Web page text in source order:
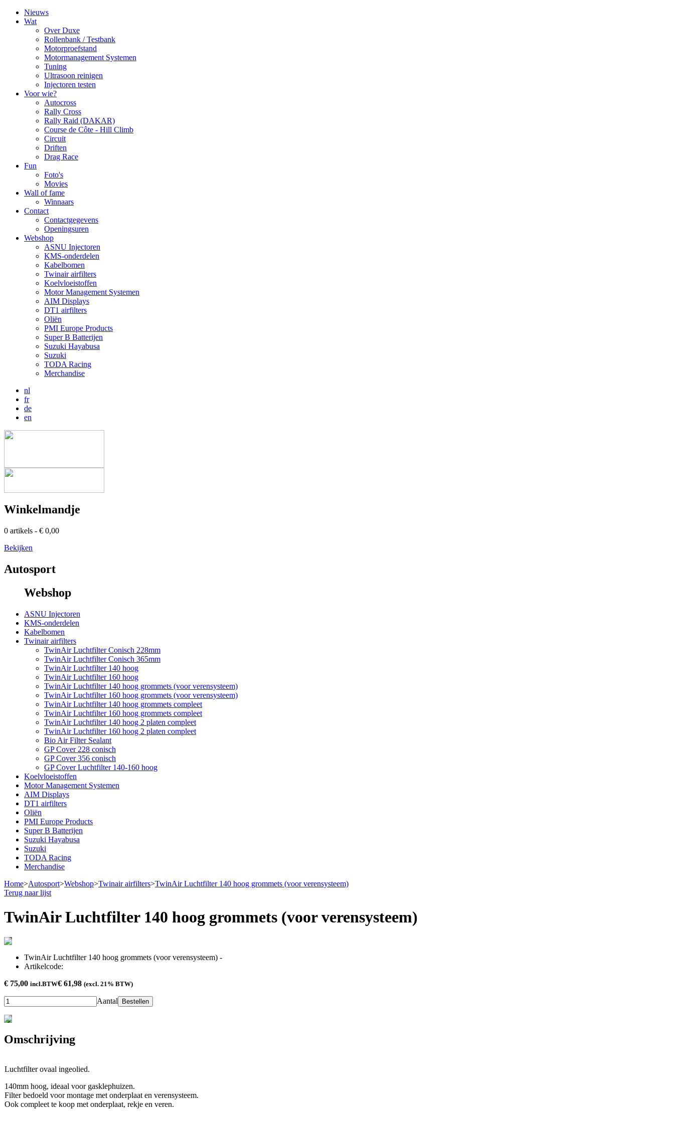
Nieuws
Wat
Over Duxe
Rollenbank / Testbank
Motorproefstand
Motormanagement Systemen
Tuning
Ultrasoon reinigen
Injectoren testen
Voor wie?
Autocross
Rally Cross
Rally Raid (DAKAR)
Course de Côte - Hill Climb
Circuit
Driften
Drag Race
Fun
Foto's
Movies
Wall of fame
Winnaars
Contact
Contactgegevens
Openingsuren
Webshop
ASNU Injectoren
KMS-onderdelen
Kabelbomen
Twinair airfilters
Koelvloeistoffen
Motor Management Systemen
AIM Displays
DT1 airfilters
Oliën
PMI Europe Products
Super B Batterijen
Suzuki Hayabusa
Suzuki
TODA Racing
Merchandise
nl
fr
de
en
Winkelmandje
0 artikels - € 0,00
Bekijken
Autosport
Webshop
ASNU Injectoren
KMS-onderdelen
Kabelbomen
Twinair airfilters
TwinAir Luchtfilter Conisch 228mm
TwinAir Luchtfilter Conisch 365mm
TwinAir Luchtfilter 140 hoog
TwinAir Luchtfilter 160 hoog
TwinAir Luchtfilter 140 hoog grommets (voor verensysteem)
TwinAir Luchtfilter 160 hoog grommets (voor verensysteem)
TwinAir Luchtfilter 140 hoog grommets compleet
TwinAir Luchtfilter 160 hoog grommets compleet
TwinAir Luchtfilter 140 hoog 2 platen compleet
TwinAir Luchtfilter 160 hoog 2 platen compleet
Bio Air Filter Sealant
GP Cover 228 conisch
GP Cover 356 conisch
GP Cover Luchtfilter 140-160 hoog
Koelvloeistoffen
Motor Management Systemen
AIM Displays
DT1 airfilters
Oliën
PMI Europe Products
Super B Batterijen
Suzuki Hayabusa
Suzuki
TODA Racing
Merchandise
Home>Autosport>Webshop>Twinair airfilters>TwinAir Luchtfilter 140 hoog grommets (voor verensysteem)
Terug naar lijst
TwinAir Luchtfilter 140 hoog grommets (voor verensysteem)
TwinAir Luchtfilter 140 hoog grommets (voor verensysteem) -
Artikelcode:
€ 75,00 incl.BTW€ 61,98 (excl. 21% BTW)
Aantal Bestellen
Omschrijving
Luchtfilter ovaal ingeolied.
140mm hoog, ideaal voor gasklephuizen.
Filter bedoeld voor montage met onderplaat en verensysteem.
Ook compleet te koop met onderplaat, rekje en veren.